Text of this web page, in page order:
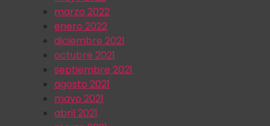
marzo 2022
enero 2022
diciembre 2021
octubre 2021
septiembre 2021
agosto 2021
mayo 2021
abril 2021